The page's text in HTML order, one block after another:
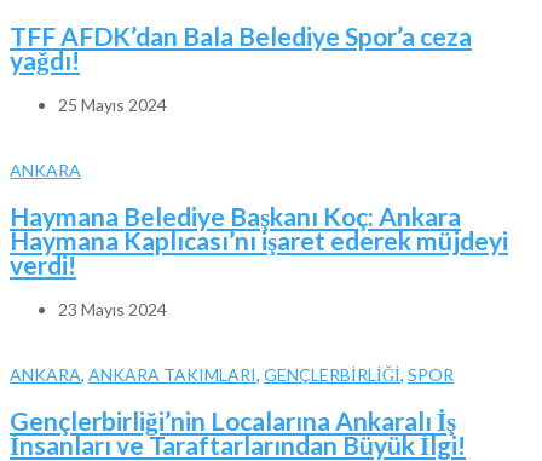
TFF AFDK’dan Bala Belediye Spor’a ceza
yağdı!
25 Mayıs 2024
ANKARA
Haymana Belediye Başkanı Koç: Ankara
Haymana Kaplıcası’nı işaret ederek müjdeyi
verdi!
23 Mayıs 2024
ANKARA, ANKARA TAKIMLARI, GENÇLERBİRLİĞİ, SPOR
Gençlerbirliği’nin Localarına Ankaralı İş
İnsanları ve Taraftarlarından Büyük İlgi!